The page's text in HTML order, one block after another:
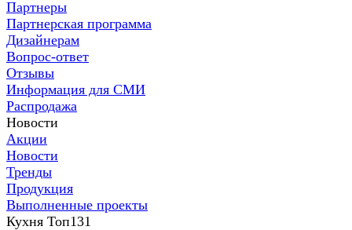
Партнеры
Партнерская программа
Дизайнерам
Вопрос-ответ
Отзывы
Информация для СМИ
Распродажа
Новости
Акции
Новости
Тренды
Продукция
Выполненные проекты
Кухня Топ131